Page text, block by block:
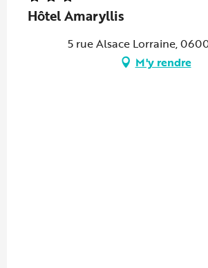
Hôtel Amaryllis
5 rue Alsace Lorraine,
M'y rendre